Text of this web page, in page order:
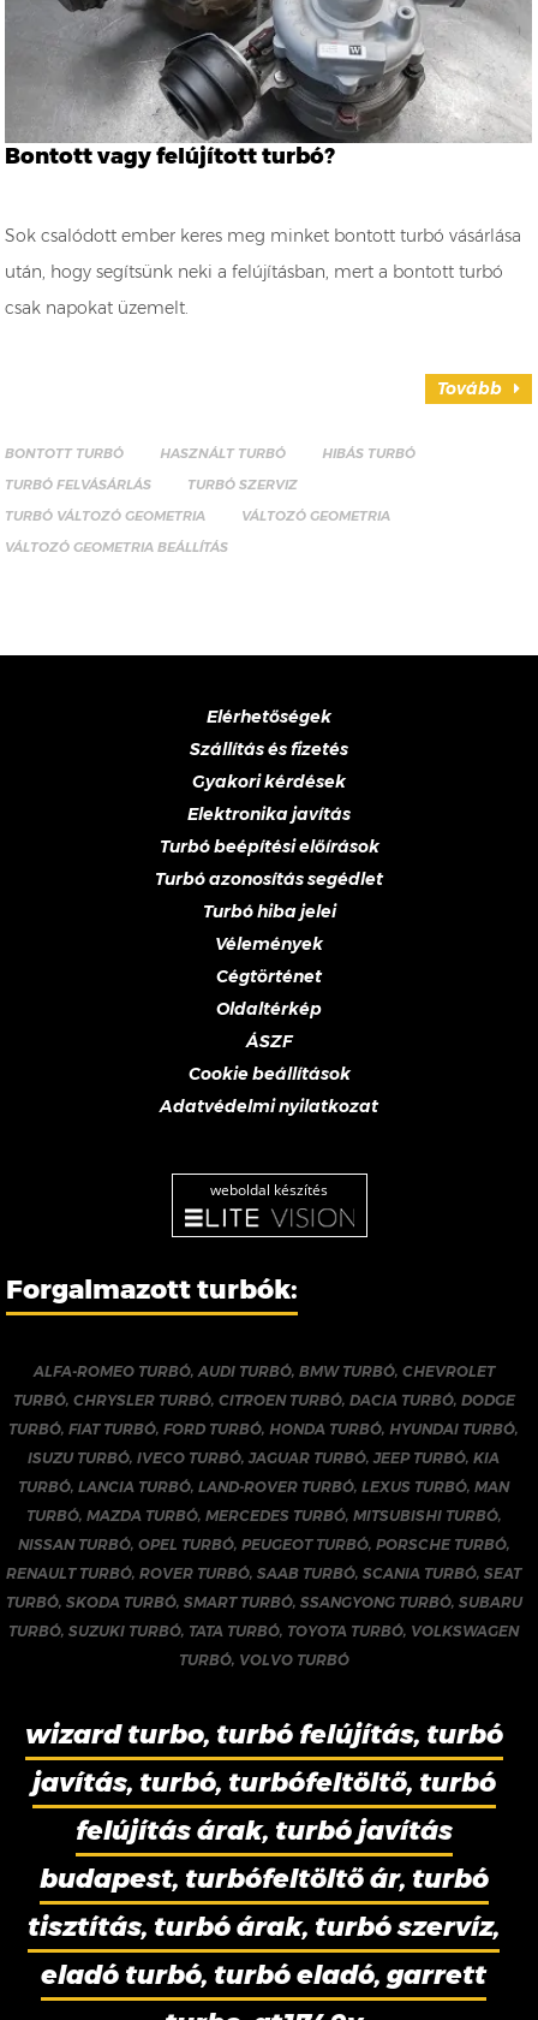
Bontott vagy felújított turbó?
Sok csalódott ember keres meg minket bontott turbó vásárlása
után, hogy segítsünk neki a felújításban, mert a bontott turbó
csak napokat üzemelt.
Tovább
BONTOTT TURBÓ HASZNÁLT TURBÓ
HIBÁS TURBÓ
TURBÓ FELVÁSÁRLÁS
TURBÓ SZERVIZ
TURBÓ VÁLTOZÓ GEOMETRIA
VÁLTOZÓ GEOMETRIA
VÁLTOZÓ GEOMETRIA BEÁLLÍTÁS
Elérhetőségek
Szállítás és fizetés
Gyakori kérdések
Elektronika javítás
Turbó beépítési előírások
Turbó azonosítás segédlet
Turbó hiba jelei
Vélemények
Cégtörténet
Oldaltérkép
ÁSZF
Cookie beállítások
Adatvédelmi nyilatkozat
weboldal készítés
Forgalmazott turbók:
ALFA-ROMEO TURBÓ,AUDI TURBÓ, BMW TURBÓ, CHEVROLET
TURBÓ, CHRYSLER TURBÓ, CITROEN TURBÓ, DACIA TURBÓ, DODGE
TURBÓ,FIAT TURBÓ,FORD TURBÓ, HONDA TURBÓ, HYUNDAI TURBÓ,
ISUZU TURBÓ,IVECO TURBÓ,JAGUAR TURBÓ,JEEP TURBÓ,KIA
TURBÓ,LANCIA TURBÓ,LAND-ROVER TURBÓ,LEXUS TURBÓ,MAN
TURBÓ, MAZDA TURBÓ, MERCEDES TURBÓ, MITSUBISHI TURBÓ,
NISSAN TURBÓ, OPEL TURBÓ, PEUGEOT TURBÓ, PORSCHE TURBÓ,
RENAULT TURBÓ,ROVER TURBÓ,SAAB TURBÓ,SCANIA TURBÓ,SEAT
TURBÓ, SKODA TURBÓ, SMART TURBÓ, SSANGYONG TURBÓ, SUBARU
TURBÓ,SUZUKI TURBÓ, TATA TURBÓ, TOYOTA TURBÓ, VOLKSWAGEN
TURBÓ, VOLVO TURBÓ
wizard turbo, turbó felújítás, turbó
javítás, turbó, turbófeltöltő, turbó
felújítás árak, turbó javítás
budapest, turbófeltöltő ár, turbó
tisztítás, turbó árak, turbó szervíz,
eladó turbó, turbó eladó, garrett